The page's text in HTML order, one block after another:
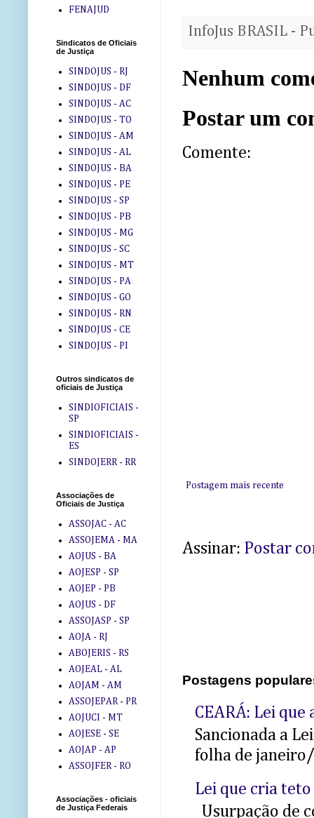
InfoJus BRASIL -
Nenhum
Postar um
Comente:
Postagem mais recente
Assinar: Postar
Postagens
CEARÁ: Lei
Sancionada a
folha de
Lei que cria
Usurpação de
FENAJUD
Sindicatos de Oficiais
de Justiça
SINDOJUS - RJ
SINDOJUS - DF
SINDOJUS - AC
SINDOJUS - TO
SINDOJUS - AM
SINDOJUS - AL
SINDOJUS - BA
SINDOJUS - PE
SINDOJUS - SP
SINDOJUS - PB
SINDOJUS - MG
SINDOJUS - SC
SINDOJUS - MT
SINDOJUS - PA
SINDOJUS - GO
SINDOJUS - RN
SINDOJUS - CE
SINDOJUS - PI
Outros sindicatos de
oficiais de Justiça
SINDIOFICIAIS -
SP
SINDIOFICIAIS -
ES
SINDOJERR - RR
Associações de
Oficiais de Justiça
ASSOJAC - AC
ASSOJEMA - MA
AOJUS - BA
AOJESP - SP
AOJEP - PB
AOJUS - DF
ASSOJASP - SP
AOJA - RJ
ABOJERIS - RS
AOJEAL - AL
AOJAM - AM
ASSOJEPAR - PR
AOJUCI - MT
AOJESE - SE
AOJAP - AP
ASSOJFER - RO
Associações - oficiais
de Justiça Federais